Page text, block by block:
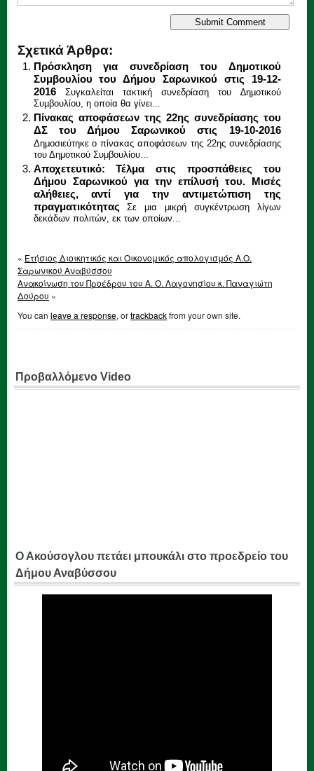
Σχετικά Άρθρα:
Πρόσκληση για συνεδρίαση του Δημοτικού
Συμβουλίου του Δήμου Σαρωνικού στις 19-12-
2016
Συγκαλείται τακτική συνεδρίαση του ∆ηµοτικού
Συµβουλίου, η οποία θα γίνει...
Πίνακας αποφάσεων της 22ης συνεδρίασης του
ΔΣ του Δήμου Σαρωνικού στις 19-10-2016
Δημοσιεύτηκε ο πίνακας αποφάσεων της 22ης συνεδρίασης
του Δημοτικού Συμβουλίου...
Αποχετευτικό: Τέλμα στις προσπάθειες του
Δήμου Σαρωνικού για την επίλυσή του. Μισές
αλήθειες, αντί για την αντιμετώπιση της
πραγματικότητας
Σε μια μικρή συγκέντρωση λίγων
δεκάδων πολιτών, εκ των οποίων...
« Ετήσιος Διοικητικός και Οικονομικός απολογισμός Α.Ο.
Σαρωνικού Αναβύσσου
Ανακοίνωση του Προέδρου του Α. Ο. Λαγονησίου κ. Παναγιώτη
Δούρου »
You can leave a response, ortrackbackfrom your own site.
Προβαλλόμενο Video
Ο Ακούσογλου πετάει μπουκάλι στο προεδρείο του
Δήμου Αναβύσσου